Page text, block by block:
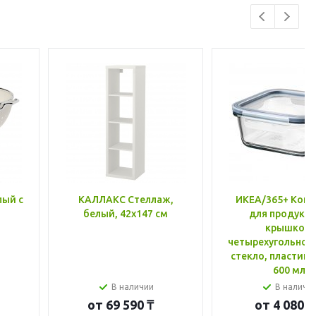
с
КАЛЛАКС Стеллаж,
белый, 42x147 см
В наличии
от 69 590 ₸
ИКЕА/365+
для
крышкой,
стекло, пластик
600 мл
В
от 4 080 ₸